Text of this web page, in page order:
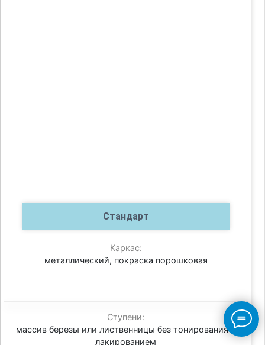
Стандарт
Каркас:
металлический, покраска порошковая
Ступени:
массив березы или лиственницы без тонирования с
лакированием